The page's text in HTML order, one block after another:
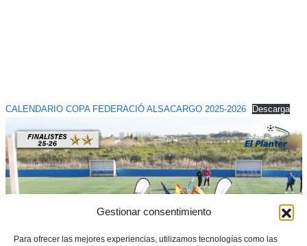
Gestionar consentimiento
Para ofrecer las mejores experiencias, utilizamos tecnologías como las
CALENDARIO COPA FEDERACIÓ ALSACARGO 2025-2026 Descarga